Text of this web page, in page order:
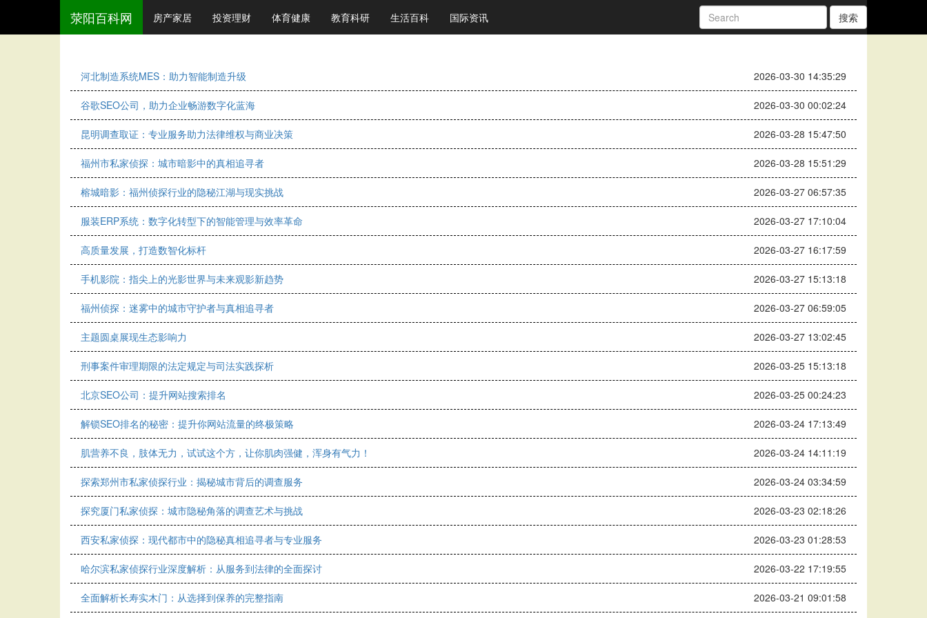
荥阳百科网 房产家居 投资理财 体育健康 教育科研 生活百科 国际资讯 搜索
河北制造系统MES：助力智能制造升级 2026-03-30 14:35:29
谷歌SEO公司，助力企业畅游数字化蓝海 2026-03-30 00:02:24
昆明调查取证：专业服务助力法律维权与商业决策 2026-03-28 15:47:50
福州市私家侦探：城市暗影中的真相追寻者 2026-03-28 15:51:29
榕城暗影：福州侦探行业的隐秘江湖与现实挑战 2026-03-27 06:57:35
服装ERP系统：数字化转型下的智能管理与效率革命 2026-03-27 17:10:04
高质量发展，打造数智化标杆 2026-03-27 16:17:59
手机影院：指尖上的光影世界与未来观影新趋势 2026-03-27 15:13:18
福州侦探：迷雾中的城市守护者与真相追寻者 2026-03-27 06:59:05
主题圆桌展现生态影响力 2026-03-27 13:02:45
刑事案件审理期限的法定规定与司法实践探析 2026-03-25 15:13:18
北京SEO公司：提升网站搜索排名 2026-03-25 00:24:23
解锁SEO排名的秘密：提升你网站流量的终极策略 2026-03-24 17:13:49
肌营养不良，肢体无力，试试这个方，让你肌肉强健，浑身有气力！ 2026-03-24 14:11:19
探索郑州市私家侦探行业：揭秘城市背后的调查服务 2026-03-24 03:34:59
探究厦门私家侦探：城市隐秘角落的调查艺术与挑战 2026-03-23 02:18:26
西安私家侦探：现代都市中的隐秘真相追寻者与专业服务 2026-03-23 01:28:53
哈尔滨私家侦探行业深度解析：从服务到法律的全面探讨 2026-03-22 17:19:55
全面解析长寿实木门：从选择到保养的完整指南 2026-03-21 09:01:58